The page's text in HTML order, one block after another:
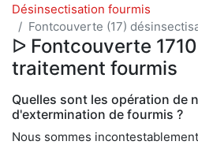
Désinsectisation fourmis
Fontcouverte (17)
ᐅ Fontcouverte
traitement fourmis
Quelles sont les opération de
d'extermination de fourmis ?
Nous sommes